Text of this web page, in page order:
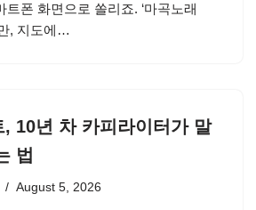
트폰 화면으로 쏠리죠. ‘마곡노래
, 지도에…
, 10년 차 카피라이터가 말
법
August 5, 2026